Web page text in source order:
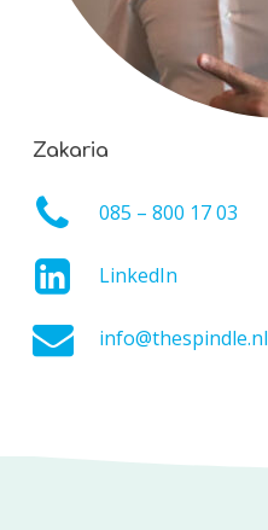
Zakaria
085 – 800 17 03
LinkedIn
info@thespindle.nl